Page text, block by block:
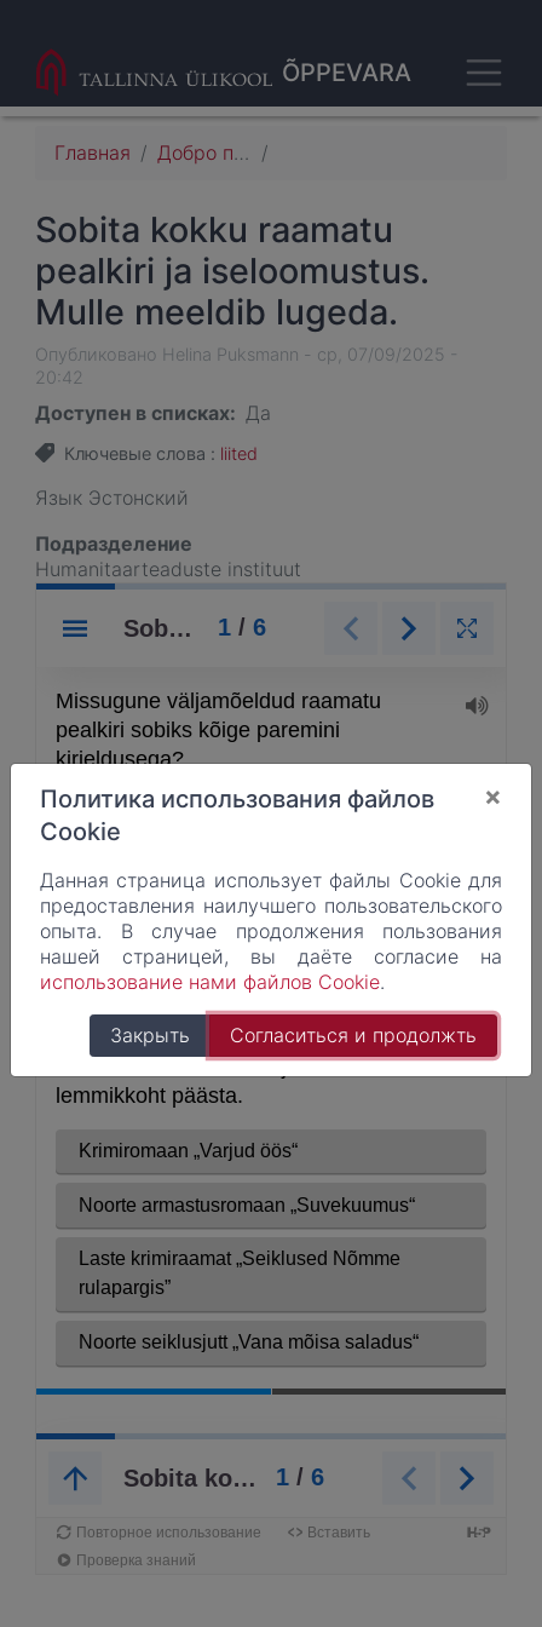
основному
содержанию
ÕPPEVARA
Строка
Главная Добро пожаловать на страницу для создания учебных материалов Таллиннского университета!
Sobita kokku raamatu
pealkiri ja iseloomustus.
Mulle meeldib lugeda.
Опубликовано Helina Puksmann - ср, 07/09/2025 -
20:42
Доступен в списках Да
Ключевые слова liited
Язык Эстонский
Подразделение
Humanitaarteaduste instituut
Политика использования файлов
Cookie
×
Данная страница использует файлы Cookie для
предоставления наилучшего пользовательского
опыта. В случае продолжения пользования
нашей страницeй, вы даёте согласие на
использование нами файлов Cookie.
Закрыть Согласиться и продолжть